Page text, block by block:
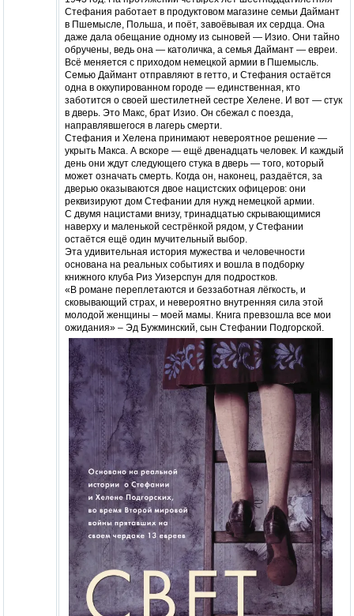
Стефания работает в продуктовом магазине семьи Даймант
в Пшемысле, Польша, и поёт, завоёвывая их сердца. Она
даже дала обещание одному из сыновей — Изио. Они тайно
обручены, ведь она — католичка, а семья Даймант — евреи.
Всё меняется с приходом немецкой армии в Пшемысль.
Семью Даймант отправляют в гетто, и Стефания остаётся
одна в оккупированном городе — единственная, кто
заботится о своей шестилетней сестре Хелене. И вот — стук
в дверь. Это Макс, брат Изио. Он сбежал с поезда,
направлявшегося в лагерь смерти.
Стефания и Хелена принимают невероятное решение —
укрыть Макса. А вскоре — ещё двенадцать человек. И каждый
день они ждут следующего стука в дверь — того, который
может означать смерть. Когда он, наконец, раздаётся, за
дверью оказываются двое нацистских офицеров: они
реквизируют дом Стефании для нужд немецкой армии.
С двумя нацистами внизу, тринадцатью скрывающимися
наверху и маленькой сестрёнкой рядом, у Стефании
остаётся ещё один мучительный выбор.
Эта удивительная история мужества и человечности
основана на реальных событиях и вошла в подборку
книжного клуба Риз Уизерспун для подростков.
«В романе переплетаются и беззаботная лёгкость, и
сковывающий страх, и невероятно внутренняя сила этой
молодой женщины – моей мамы. Книга превзошла все мои
ожидания» – Эд Бужминский, сын Стефании Подгорской.